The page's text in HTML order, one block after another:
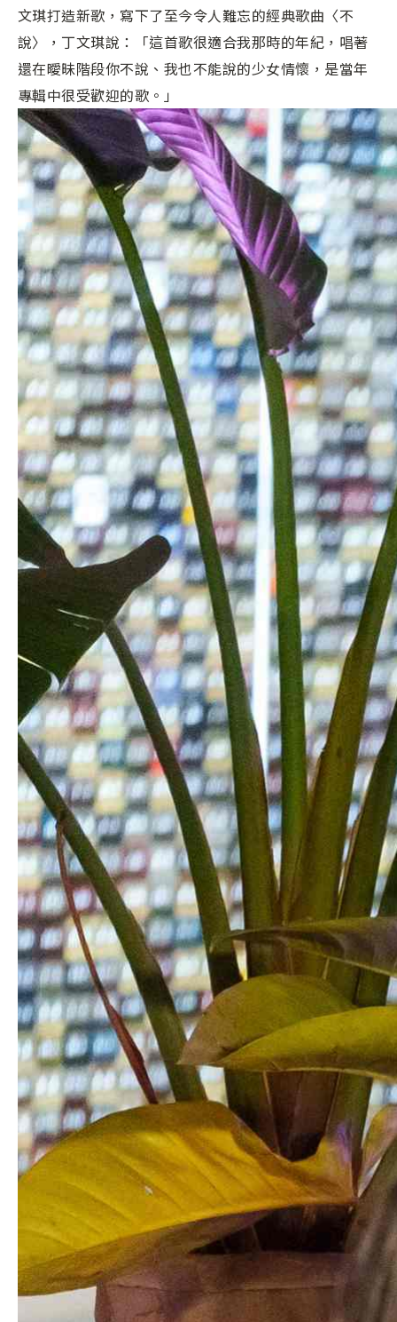
文琪打造新歌，寫下了至今令人難忘的經典歌曲〈不
說〉，丁文琪說：「這首歌很適合我那時的年紀，唱著
還在曖昧階段你不說、我也不能說的少女情懷，是當年
專輯中很受歡迎的歌。」